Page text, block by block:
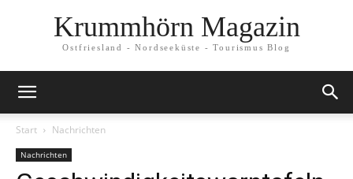
Krummhörn Magazin
Ostfriesland - Nordseeküste - Tourismus Blog
Start Nachrichten
Nachrichten